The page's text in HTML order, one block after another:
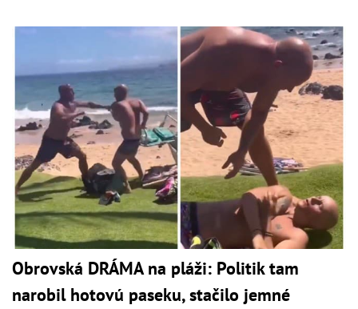
Obrovská DRÁMA na pláži: Politik tam
narobil hotovú paseku, stačilo jemné